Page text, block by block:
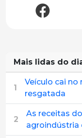
Mais lidas do
1
Veículo cai no
resgatada
2
As receitas
agroindústria